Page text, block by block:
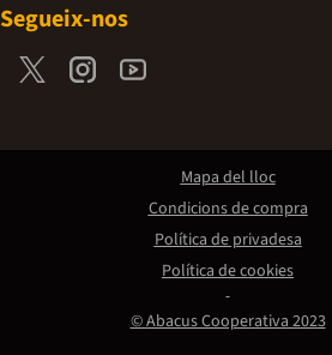
Segueix-nos
© Abacus Cooperativa 2023
Mapa del lloc
Condicions de compra
Política de privadesa
Política de cookies